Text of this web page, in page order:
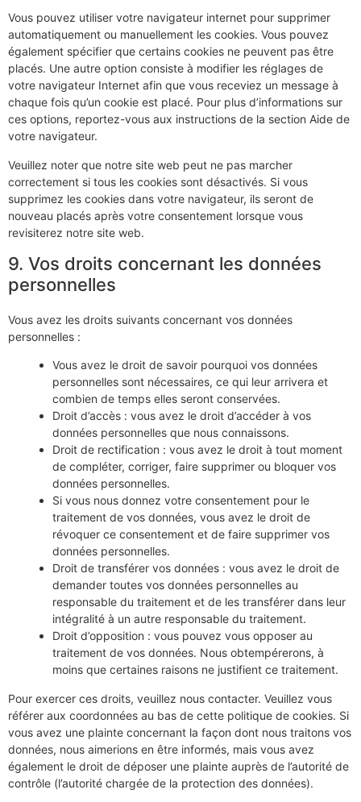
Vous pouvez utiliser votre navigateur internet pour supprimer
automatiquement ou manuellement les cookies. Vous pouvez
également spécifier que certains cookies ne peuvent pas être
placés. Une autre option consiste à modifier les réglages de
votre navigateur Internet afin que vous receviez un message à
chaque fois qu’un cookie est placé. Pour plus d’informations sur
ces options, reportez-vous aux instructions de la section Aide de
votre navigateur.
Veuillez noter que notre site web peut ne pas marcher
correctement si tous les cookies sont désactivés. Si vous
supprimez les cookies dans votre navigateur, ils seront de
nouveau placés après votre consentement lorsque vous
revisiterez notre site web.
9. Vos droits concernant les données
personnelles
Vous avez les droits suivants concernant vos données
personnelles :
Vous avez le droit de savoir pourquoi vos données
personnelles sont nécessaires, ce qui leur arrivera et
combien de temps elles seront conservées.
Droit d’accès : vous avez le droit d’accéder à vos
données personnelles que nous connaissons.
Droit de rectification : vous avez le droit à tout moment
de compléter, corriger, faire supprimer ou bloquer vos
données personnelles.
Si vous nous donnez votre consentement pour le
traitement de vos données, vous avez le droit de
révoquer ce consentement et de faire supprimer vos
données personnelles.
Droit de transférer vos données : vous avez le droit de
demander toutes vos données personnelles au
responsable du traitement et de les transférer dans leur
intégralité à un autre responsable du traitement.
Droit d’opposition : vous pouvez vous opposer au
traitement de vos données. Nous obtempérerons, à
moins que certaines raisons ne justifient ce traitement.
Pour exercer ces droits, veuillez nous contacter. Veuillez vous
référer aux coordonnées au bas de cette politique de cookies. Si
vous avez une plainte concernant la façon dont nous traitons vos
données, nous aimerions en être informés, mais vous avez
également le droit de déposer une plainte auprès de l’autorité de
contrôle (l’autorité chargée de la protection des données).